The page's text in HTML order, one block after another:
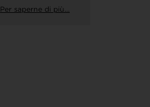
Per saperne di più...